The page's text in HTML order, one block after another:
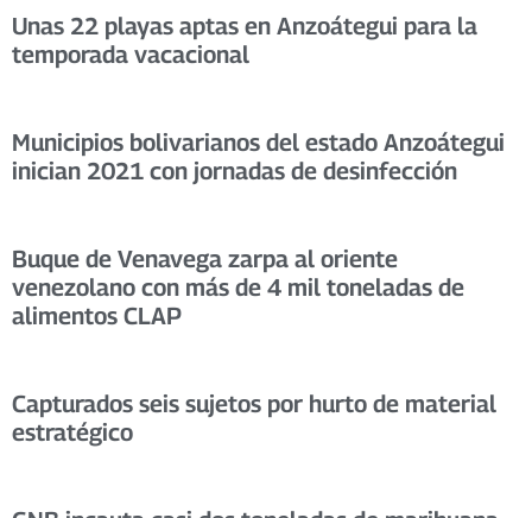
Unas 22 playas aptas en Anzoátegui para la
temporada vacacional
Municipios bolivarianos del estado Anzoátegui
inician 2021 con jornadas de desinfección
Buque de Venavega zarpa al oriente
venezolano con más de 4 mil toneladas de
alimentos CLAP
Capturados seis sujetos por hurto de material
estratégico